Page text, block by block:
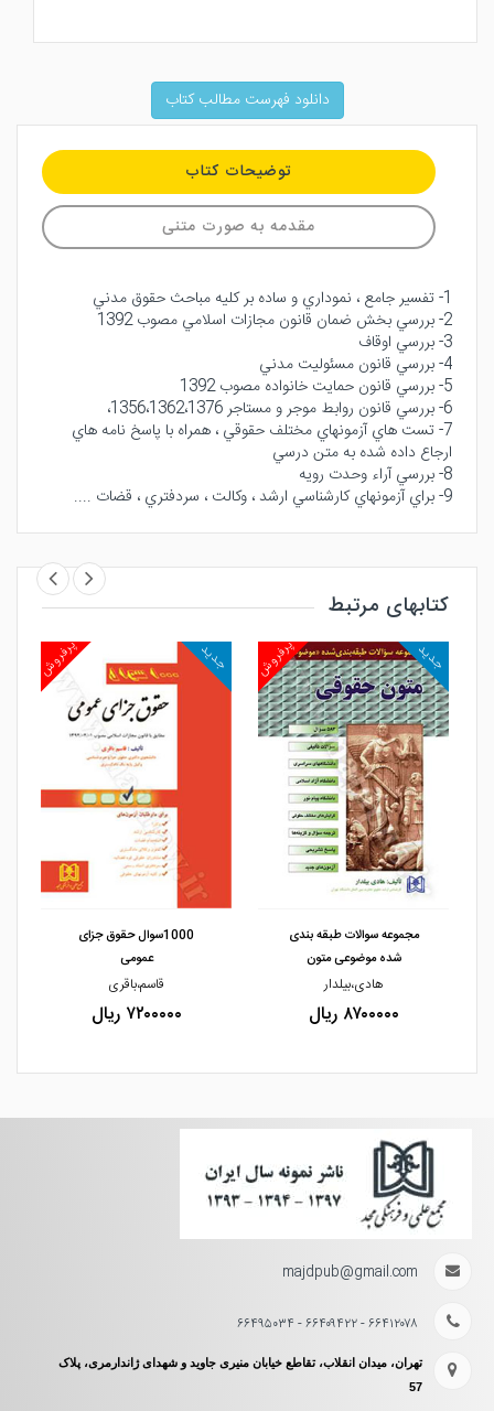
دانلود فهرست مطالب کتاب
توضیحات کتاب
مقدمه به صورت متنی
1- تفسير جامع ، نموداري و ساده بر كليه مباحث حقوق مدني
2- بررسي بخش ضمان قانون مجازات اسلامي مصوب 1392
3- بررسي اوقاف
4- بررسي قانون مسئوليت مدني
5- بررسي قانون حمايت خانواده مصوب 1392
6- بررسي قانون روابط موجر و مستاجر 1356،1362،1376،
7- تست هاي آزمونهاي مختلف حقوقي ، همراه با پاسخ نامه هاي
ارجاع داده شده به متن درسي
8- بررسي آراء وحدت رويه
9- براي آزمونهاي كارشناسي ارشد ، وكالت ، سردفتري ، قضات ....
کتابهای مرتبط
مشاهده و خرید
پرفروش جدید
مشاهده و خرید
مجموعه سوالات طبقه بندی
شده موضوعی متون
هادی،بیلدار
۸۷۰۰۰۰۰ ریال
پرفروش جدید
1000سوال حقوق جزای
عمومی
قاسم،باقری
۷۲۰۰۰۰۰ ریال
majdpub@gmail.com
۶۶۴۱۲۰۷۸ - ۶۶۴۰۹۴۲۲ - ۶۶۴۹۵۰۳۴
تهران، میدان انقلاب، تقاطع خیابان منیری جاوید و شهدای ژاندارمری، پلاک
57